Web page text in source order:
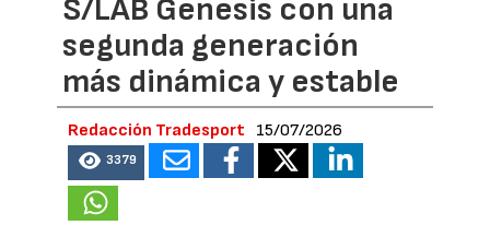
S/LAB Genesis con una
segunda generación
más dinámica y estable
Redacción Tradesport 15/07/2026
3379